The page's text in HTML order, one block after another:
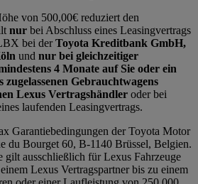
von 500,00€ reduziert den
nur bei Abschluss eines Leasingvertrags
bei derToyota Kreditbank GmbH,
und nur bei gleichzeitiger
4 Monate auf Sie oder ein
Gebrauchtwagens
Lexus Vertragshändler oder bei
laufenden Leasingvertrags.
Garantiebedingungen der Toyota Motor
du Bourget 60, B-1140 Brüssel, Belgien.
gilt ausschließlich für Lexus Fahrzeuge
Lexus Vertragspartner bis zu einem